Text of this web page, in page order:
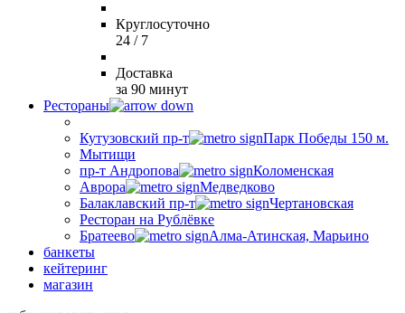
Круглосуточно
24 / 7
Доставка
за 90 минут
Рестораны
Кутузовский пр-т
Парк Победы 150 м.
Мытищи
пр-т Андропова
Коломенская
Аврора
Медведково
Балаклавский пр-т
Чертановская
Ресторан на Рублёвке
Братеево
Алма-Атинская, Марьино
банкеты
кейтеринг
магазин